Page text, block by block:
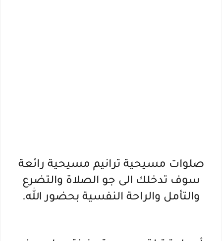
صلوات مسيحية ترانيم مسيحية رائعة
سوف تدخلك الى جو الصلاة والتضرع
والتأمل والراحة النفسية بحضور الله.